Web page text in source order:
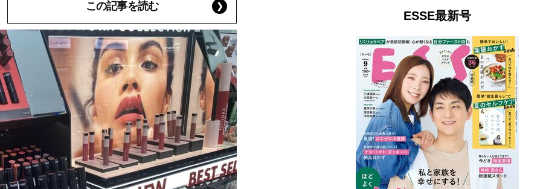
この記事を読む
ESSE最新号